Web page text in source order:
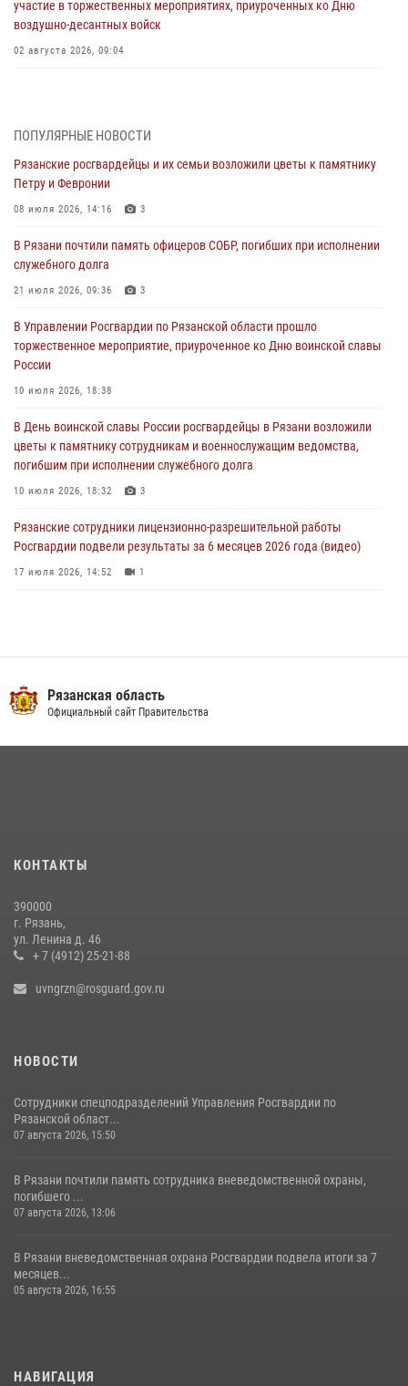
участие в торжественных мероприятиях, приуроченных ко Дню
воздушно-десантных войск
02 августа 2026, 09:04
Для детей рязанских росгвардейцев в историческом музее провели
экскурсию по экспозиции, посвящённой губернской эпохе
В Управлении Росгвардии по Рязанской области состоялось
награждение военнослужащих государственными наградами
Рязанским росгвардейцам провели лекции о Крещении Руси
гражданства Российской Федерации за нарушение
законодательства
27 июля 2026, 15:26
ПОПУЛЯРНЫЕ НОВОСТИ
Рязанские росгвардейцы и их семьи возложили цветы к памятнику
Петру и Февронии
08 июля 2026, 14:16 3
В Рязани почтили память офицеров СОБР, погибших при исполнении
служебного долга
21 июля 2026, 09:36 3
В Управлении Росгвардии по Рязанской области прошло
торжественное мероприятие, приуроченное ко Дню воинской славы
России
10 июля 2026, 18:38
В День воинской славы России росгвардейцы в Рязани возложили
цветы к памятнику сотрудникам и военнослужащим ведомства,
погибшим при исполнении служебного долга
10 июля 2026, 18:32 3
Рязанские сотрудники лицензионно-разрешительной работы
Росгвардии подвели результаты за 6 месяцев 2026 года (видео)
17 июля 2026, 14:52 1
Вневедомственная охрана подвела итоги деятельности
подразделений за первое полугодие 2026 года
рассказал о службе во вневедомственной охране
Для детей рязанских росгвардейцев в историческом музее провели
экскурсию по экспозиции, посвящённой губернской эпохе
Рязанская область
Официальный сайт Правительства
КОНТАКТЫ
390000
г. Рязань,
ул. Ленина д. 46
+ 7 (4912) 25-21-88
uvngrzn@rosguard.gov.ru
НОВОСТИ
Сотрудники спецподразделений Управления Росгвардии по
Рязанской област...
07 августа 2026, 15:50
В Рязани почтили память сотрудника вневедомственной охраны,
погибшего ...
07 августа 2026, 13:06
В Рязани вневедомственная охрана Росгвардии подвела итоги за 7
месяцев...
05 августа 2026, 16:55
НАВИГАЦИЯ